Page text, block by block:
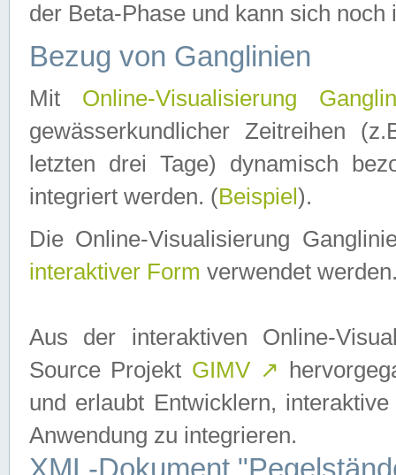
der Beta-Phase und kann sich noch
Bezug von Ganglinien
Mit Online-Visualisierung
gewässerkundlicher Zeitreihen
letzten drei Tage) dynamisch
integriert werden. (Beispiel ).
Die Online-Visualisierung
interaktiver Form verwendet
Aus der interaktiven Online-
Source Projekt GIMV ↗
und erlaubt Entwicklern,
Anwendung zu integrieren.
XML-Dokument